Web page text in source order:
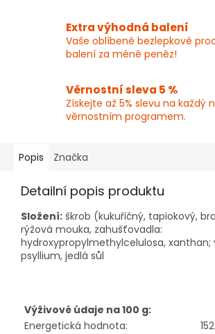
Extra výhodná balení
Vaše oblíbené bezlepkové
balení za méně peněz!
Věrnostní sleva 5 %
Získejte až 5% slevu na každý
věrnostním programem.
Popis Značka
Detailní popis produktu
Složení: škrob (kukuřičný, tapiokový,
rýžová mouka, zahušťovadla:
hydroxypropylmethylcelulosa, xanthan;
psyllium, jedlá sůl
Výživové údaje na 100 g:
Energetická hodnota: